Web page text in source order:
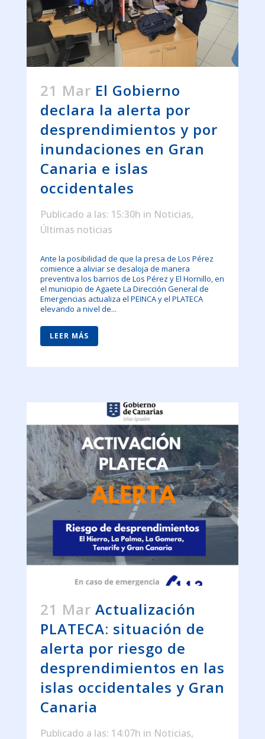
21 Mar El Gobierno
declara la alerta por
desprendimientos y por
inundaciones en Gran
Canaria e islas
occidentales
Publicado a las: 15:30h in Noticias,
Últimas noticias
Ante la posibilidad de que la presa de Los Pérez
comience a aliviar se desaloja de manera
preventiva los barrios de Los Pérez y El Hornillo, en
el municipio de Agaete La Dirección General de
Emergencias actualiza el PEINCA y el PLATECA
elevando a nivel de...
LEER MÁS
21 Mar Actualización
PLATECA: situación de
alerta por riesgo de
desprendimientos en las
islas occidentales y Gran
Canaria
Publicado a las: 14:07h in Noticias,